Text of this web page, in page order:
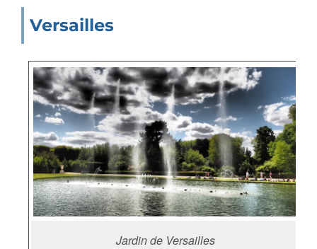
Versailles
Jardin de Versailles